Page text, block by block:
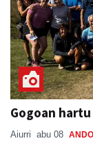
Gogoan
Aiurri abu 08